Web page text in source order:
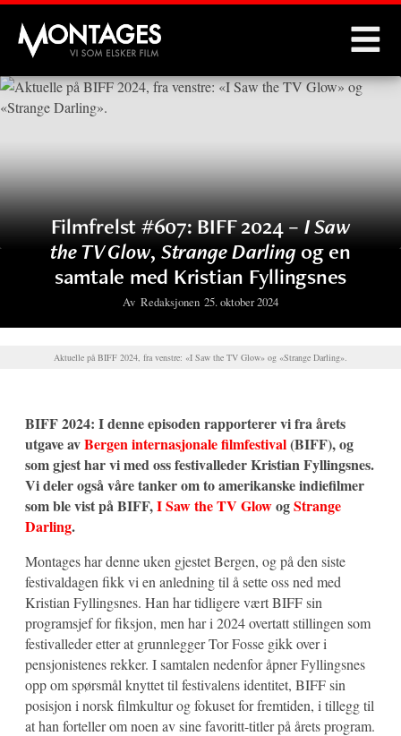
Montages
Filmfrelst #607: BIFF 2024 –I Saw
the TV Glow, Strange Darling og en
samtale med Kristian Fyllingsnes
Av Redaksjonen 25. oktober 2024
Aktuelle på BIFF 2024, fra venstre: «I Saw the TV Glow» og «Strange Darling».
BIFF 2024: I denne episoden rapporterer vi fra årets
utgave avBergen internasjonale filmfestival(BIFF), og
som gjest har vi med oss festivalleder Kristian Fyllingsnes.
Vi deler også våre tanker om to amerikanske indiefilmer
som ble vist på BIFF,I Saw the TV GlowogStrange
Darling.
Montages har denne uken gjestet Bergen, og på den siste
festivaldagen fikk vi en anledning til å sette oss ned med
Kristian Fyllingsnes. Han har tidligere vært BIFF sin
programsjef for fiksjon, men har i 2024 overtatt stillingen som
festivalleder etter at grunnlegger Tor Fosse gikk over i
pensjonistenes rekker. I samtalen nedenfor åpner Fyllingsnes
opp om spørsmål knyttet til festivalens identitet, BIFF sin
posisjon i norsk filmkultur og fokuset for fremtiden, i tillegg til
at han forteller om noen av sine favoritt-titler på årets program.